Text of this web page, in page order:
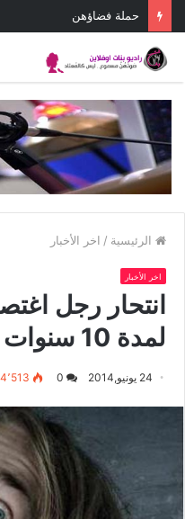
يوم واحد نضال واحد
الرئيسية / اخر الأخبار
اخر الأخبار
انتحار رجل
لمدة 10 سنوات
24 يونيو,2014 0 4٬513